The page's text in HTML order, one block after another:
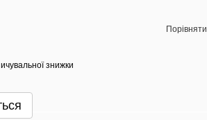
Порівняти
знижки